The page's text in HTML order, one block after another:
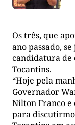
Os três, que
ano passado,
candidatura de
Tocantins.
“Hoje pela
Governador
Nilton Franco e
para